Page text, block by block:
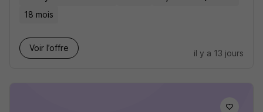
18 mois
Voir l’offre
il y a 13 jours